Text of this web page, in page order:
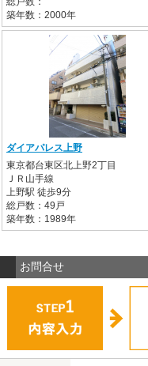
築年数：2000年
ダイアパレス上野
東京都台東区北上野2丁目
ＪＲ山手線
上野駅 徒歩9分
総戸数：49戸
築年数：1989年
お問合せ